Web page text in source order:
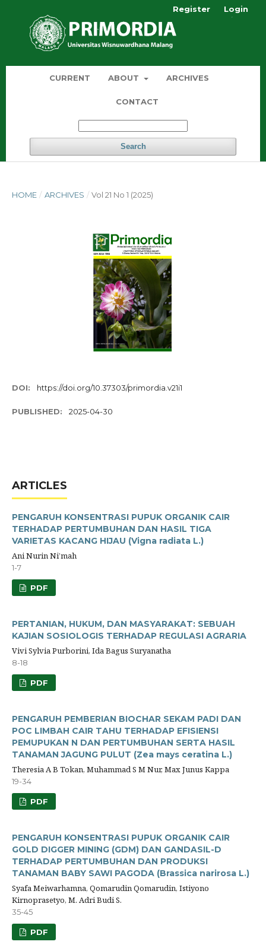
CURRENT ABOUT ARCHIVES
CONTACT
Search
Register Login
HOME / ARCHIVES / Vol 21 No 1 (2025)
DOI: https://doi.org/10.37303/primordia.v21i1
PUBLISHED: 2025-04-30
ARTICLES
PENGARUH KONSENTRASI PUPUK ORGANIK CAIR
TERHADAP PERTUMBUHAN DAN HASIL TIGA
VARIETAS KACANG HIJAU (Vigna radiata L.)
Ani Nurin Ni’mah
1-7
PDF
PERTANIAN, HUKUM, DAN MASYARAKAT: SEBUAH
KAJIAN SOSIOLOGIS TERHADAP REGULASI AGRARIA
Vivi Sylvia Purborini, Ida Bagus Suryanatha
8-18
PDF
PENGARUH PEMBERIAN BIOCHAR SEKAM PADI DAN
POC LIMBAH CAIR TAHU TERHADAP EFISIENSI
PEMUPUKAN N DAN PERTUMBUHAN SERTA HASIL
TANAMAN JAGUNG PULUT (Zea mays ceratina L.)
Theresia A B Tokan, Muhammad S M Nur, Max Junus Kappa
19-34
PDF
PENGARUH KONSENTRASI PUPUK ORGANIK CAIR
GOLD DIGGER MINING (GDM) DAN GANDASIL-D
TERHADAP PERTUMBUHAN DAN PRODUKSI
TANAMAN BABY SAWI PAGODA (Brassica narirosa L.)
Syafa Meiwarhamna, Qomarudin Qomarudin, Istiyono
Kirnoprasetyo, M. Adri Budi S.
35-45
PDF